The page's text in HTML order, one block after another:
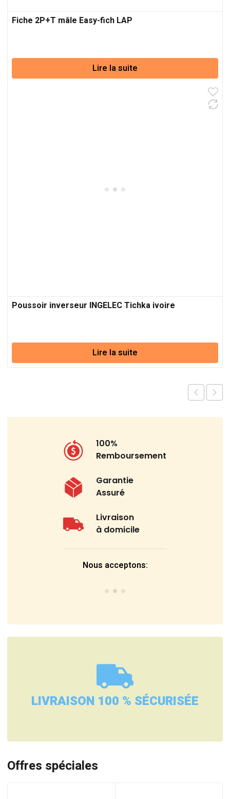
Fiche 2P+T mâle Easy-fich LAP
Lire la suite
Poussoir inverseur INGELEC Tichka ivoire
Lire la suite
100%
Remboursement
Garantie
Assuré
Livraison
à domicile
Nous acceptons:
LIVRAISON 100 % SÉCURISÉE
Offres spéciales